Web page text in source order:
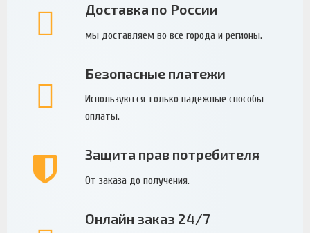
Доставка по России
мы доставляем во все города и регионы.
Безопасные платежи
Используются только надежные способы
оплаты.
Защита прав потребителя
От заказа до получения.
Онлайн заказ 24/7